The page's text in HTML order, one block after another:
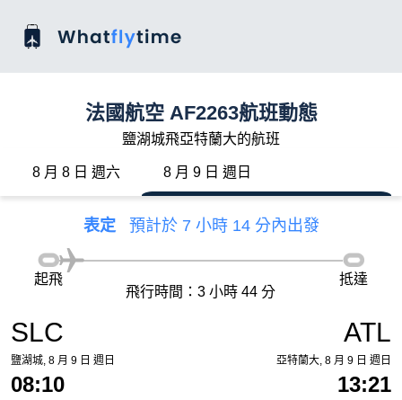
法國航空 AF2263航班動態
鹽湖城飛亞特蘭大的航班
8 月 8 日 週六 8 月 9 日 週日
表定 預計於 7 小時 14 分內出發
SLC
鹽湖城, 8 月 9 日 週日
08:10
起飛
飛行時間：3 小時 44 分
抵達
ATL
亞特蘭大, 8 月 9 日 週日
13:21